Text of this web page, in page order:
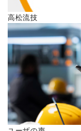
高松流技